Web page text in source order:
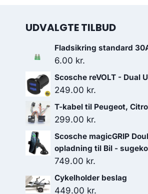
UDVALGTE TILBUD
Fladsikring standard
6.00 kr.
Scosche reVOLT - Dual
249.00 kr.
T-kabel til Peugeot,
299.00 kr.
Scosche magicGRIP
opladning til Bil -
749.00 kr.
Cykelholder beslag
449.00 kr.